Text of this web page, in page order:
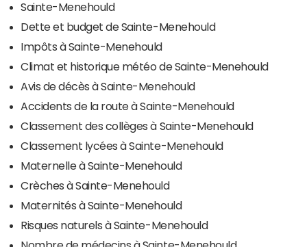
Sainte-Menehould
Dette et budget de Sainte-Menehould
Impôts à Sainte-Menehould
Climat et historique météo de Sainte-Menehould
Avis de décès à Sainte-Menehould
Accidents de la route à Sainte-Menehould
Classement des collèges à Sainte-Menehould
Classement lycées à Sainte-Menehould
Maternelle à Sainte-Menehould
Crèches à Sainte-Menehould
Maternités à Sainte-Menehould
Risques naturels à Sainte-Menehould
Nombre de médecins à Sainte-Menehould